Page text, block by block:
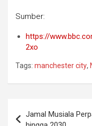
Sumber:
https://
2xo
Tags: manchester city,
navigation
Jamal Musiala